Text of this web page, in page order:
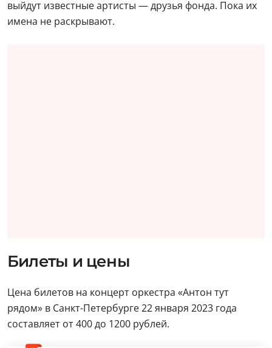
выйдут известные артисты — друзья фонда. Пока их
имена не раскрывают.
Билеты и цены
Цена билетов на концерт оркестра «Антон тут
рядом» в Санкт-Петербурге 22 января 2023 года
составляет от 400 до 1200 рублей.